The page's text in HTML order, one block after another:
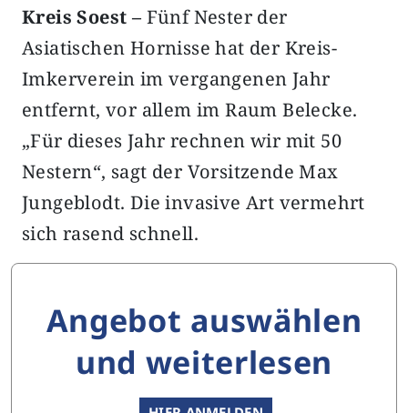
Kreis Soest – Fünf Nester der
Asiatischen Hornisse hat der Kreis-
Imkerverein im vergangenen Jahr
entfernt, vor allem im Raum Belecke.
„Für dieses Jahr rechnen wir mit 50
Nestern“, sagt der Vorsitzende Max
Jungeblodt. Die invasive Art vermehrt
sich rasend schnell.
Angebot auswählen
und weiterlesen